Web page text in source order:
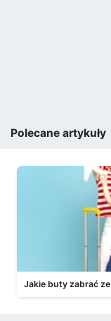
Polecane artykuły
Jakie buty zabrać